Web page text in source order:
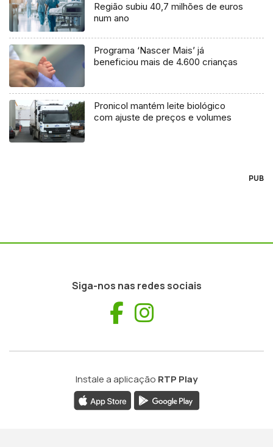
Região subiu 40,7 milhões de euros
num ano
Programa ‘Nascer Mais’ já
beneficiou mais de 4.600 crianças
Pronicol mantém leite biológico
com ajuste de preços e volumes
PUB
Siga-nos nas redes sociais
Facebook
Instale a aplicação RTP Play